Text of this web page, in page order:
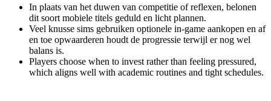
In plaats van het duwen van competitie of reflexen, belonen
dit soort mobiele titels geduld en licht plannen.
Veel knusse sims gebruiken optionele in-game aankopen en af
en toe opwaarderen houdt de progressie terwijl er nog wel
balans is.
Players choose when to invest rather than feeling pressured,
which aligns well with academic routines and tight schedules.